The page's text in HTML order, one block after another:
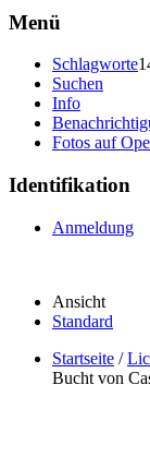
Menü
Schlagworte
Suchen
Info
Fotos auf
Identifikation
Anmeldung
Ansicht
Standard
Startseite /
Bucht von